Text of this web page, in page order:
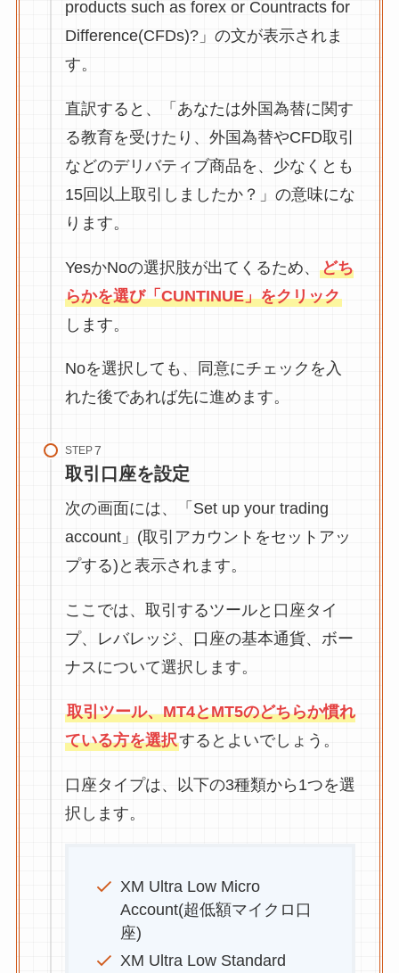
products such as forex or Countracts for
Difference(CFDs)?」の文が表示されま
す。
直訳すると、「あなたは外国為替に関す
る教育を受けたり、外国為替やCFD取引
などのデリバティブ商品を、少なくとも
15回以上取引しましたか？」の意味にな
ります。
YesかNoの選択肢が出てくるため、 どち
らかを選び「CUNTINUE」をクリック
します。
Noを選択しても、同意にチェックを入
れた後であれば先に進めます。
STEP
取引口座を設定
次の画面には、「Set up your trading
account」(取引アカウントをセットアッ
プする)と表示されます。
ここでは、取引するツールと口座タイ
プ、レバレッジ、口座の基本通貨、ボー
ナスについて選択します。
取引ツール、MT4とMT5のどちらか慣れ
ている方を選択するとよいでしょう。
口座タイプは、以下の3種類から1つを選
択します。
XM Ultra Low Micro
Account(超低額マイクロ口
座)
XM Ultra Low Standard